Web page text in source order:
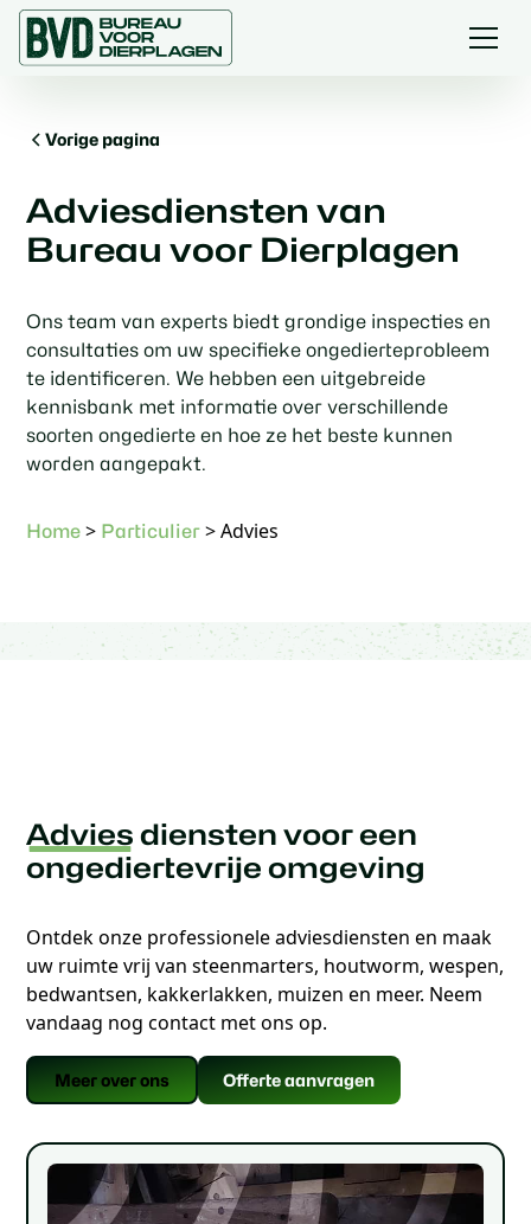
Vorige pagina
Adviesdiensten van
Bureau voor Dierplagen
Ons team van experts biedt grondige inspecties en
consultaties om uw specifieke ongedierteprobleem
te identificeren. We hebben een uitgebreide
kennisbank met informatie over verschillende
soorten ongedierte en hoe ze het beste kunnen
worden aangepakt.
Home > Particulier >Advies
Advies diensten voor een
ongediertevrije omgeving
Ontdek onze professionele adviesdiensten en maak
uw ruimte vrij van steenmarters, houtworm, wespen,
bedwantsen, kakkerlakken, muizen en meer. Neem
vandaag nog contact met ons op.
Meer over ons Offerte aanvragen